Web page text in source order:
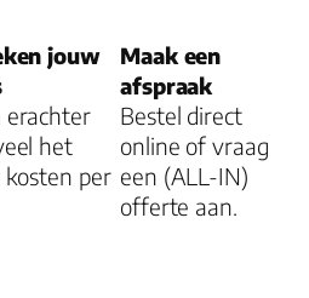
geschikt
jouw
erachter
het
kosten per
Maak een
afspraak
Bestel direct
online of vraag
een (ALL-IN)
offerte aan.